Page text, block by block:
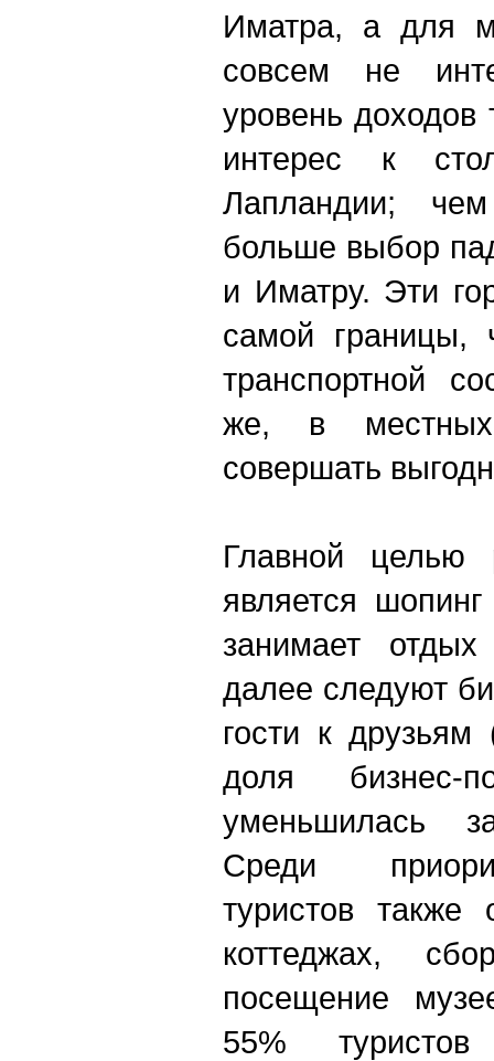
Иматра, а для
совсем не
уровень доходов
интерес к
Лапландии;
больше выбор
и Иматру. Эти
самой границы,
транспортной
же, в местных
совершать
Главной целью
является
занимает
далее следуют
гости к
доля бизнес-
уменьшилась
Среди
туристов
коттеджах,
посещение
55%